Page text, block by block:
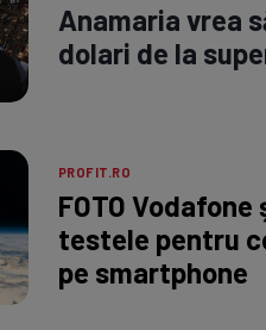
Anamaria vrea
dolari de la
PROFIT.RO
FOTO
testele pentru
pe smartphone